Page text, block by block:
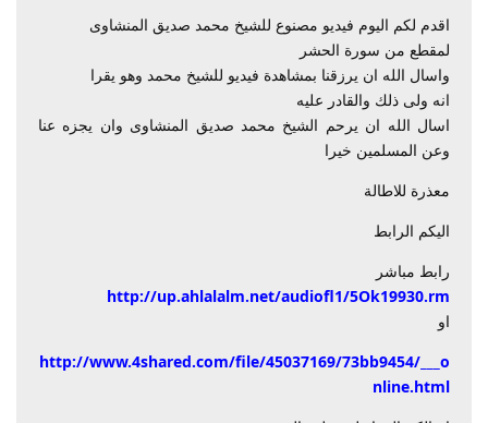
اقدم لكم اليوم فيديو مصنوع للشيخ محمد صديق المنشاوى
لمقطع من سورة الحشر
واسال الله ان يرزقنا بمشاهدة فيديو للشيخ محمد وهو يقرا
انه ولى ذلك والقادر عليه
اسال الله ان يرحم الشيخ محمد صديق المنشاوى وان يجزه عنا
وعن المسلمين خيرا
معذرة للاطالة
اليكم الرابط
رابط مباشر
http://up.ahlalalm.net/audiofl1/5Ok19930.rm
او
http://www.4shared.com/file/45037169/73bb9454/___o
nline.html